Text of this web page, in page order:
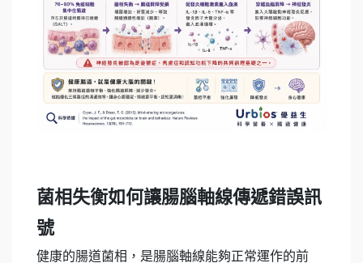
菌相失衡如何讓腸腦軸線傳遞錯誤訊
號
健康的腸道菌相，是腸腦軸線能夠正常運作的前